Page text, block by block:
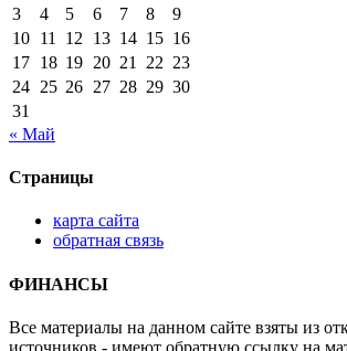
3
4 5 6 7 8
9
10 11 12 13 14 15 16
17 18 19 20 21 22 23
24 25 26 27 28 29 30
31
« Май
Страницы
карта сайта
обратная связь
ФИНАНСЫ
Все материалы на данном сайте взяты из
источников - имеют обратную ссылку на